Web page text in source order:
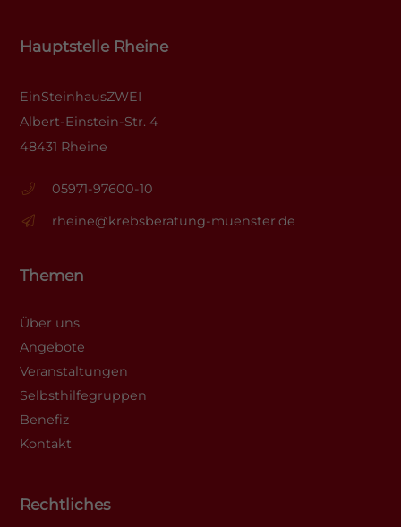
Hauptstelle Rheine
EinSteinhausZWEI
Albert-Einstein-Str. 4
48431 Rheine
05971-97600-10
rheine@krebsberatung-muenster.de
Themen
Über uns
Angebote
Veranstaltungen
Selbsthilfegruppen
Benefiz
Kontakt
Rechtliches